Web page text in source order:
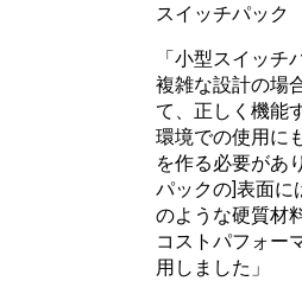
スイッチパック
「小型スイッチ
複雑な設計の場
て、正しく機能
環境での使用に
を作る必要があ
パックの]表面に
のような硬質材
コストパフォー
用しました」